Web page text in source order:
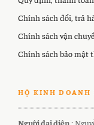
Chính sách đổi, trả
Chính sách vận
Chính sách bảo mật
HỘ KINH DOANH
Người đại diện :